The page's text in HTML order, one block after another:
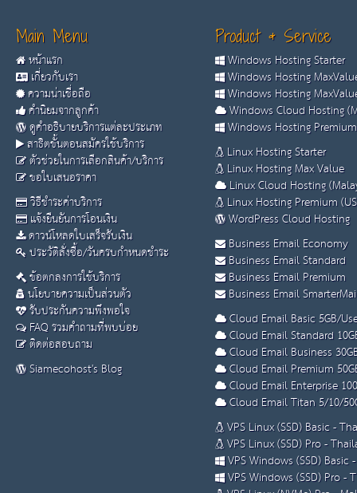
Main Menu
หน้าแรก
เกี่ยวกับเรา
ความน่าเชื่อถือ
คำนิยมจากลูกค้า
ดูคำอธิบายบริการแต่ละประเภท
สาธิตขั้นตอนสมัครใช้บริการ
ตัวช่วยในการเลือกสินค้า/บริการ
ขอใบเสนอราคา
วิธีชำระค่าบริการ
แจ้งยืนยันการโอนเงิน
ดาวน์โหลดใบเสร็จรับเงิน
ประวัติสั่งซื้อ/วันครบกำหนดชำระ
ข้อตกลงการใช้บริการ
นโยบายความเป็นส่วนตัว
รับประกันความพึงพอใจ
FAQ รวมคำถามที่พบบ่อย
ติดต่อสอบถาม
Siamecohost's Blog
Product & Service
Windows Hosting Starter
Windows Hosting
Windows Hosting
Windows Cloud Hosting
Windows Hosting
Linux Hosting Starter
Linux Hosting Max Value
Linux Cloud Hosting
Linux Hosting Premium
WordPress Cloud Hosting
Business Email Economy
Business Email Standard
Business Email Premium
Business Email
Cloud Email Basic 5GB/
Cloud Email Standard
Cloud Email Business
Cloud Email Premium
Cloud Email Enterprise
Cloud Email Titan 5/10/
VPS Linux (SSD) Basic -
VPS Linux (SSD) Pro -
VPS Windows (SSD) Basic
VPS Windows (SSD) Pro -